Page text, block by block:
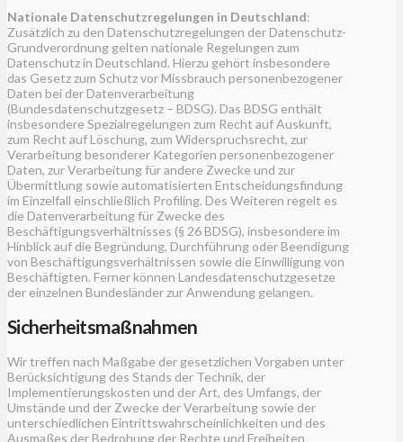
Nationale Datenschutzregelungen in Deutschland:
Zusätzlich zu den Datenschutzregelungen der Datenschutz-
Grundverordnung gelten nationale Regelungen zum
Datenschutz in Deutschland. Hierzu gehört insbesondere
das Gesetz zum Schutz vor Missbrauch personenbezogener
Daten bei der Datenverarbeitung
(Bundesdatenschutzgesetz – BDSG). Das BDSG enthält
insbesondere Spezialregelungen zum Recht auf Auskunft,
zum Recht auf Löschung, zum Widerspruchsrecht, zur
Verarbeitung besonderer Kategorien personenbezogener
Daten, zur Verarbeitung für andere Zwecke und zur
Übermittlung sowie automatisierten Entscheidungsfindung
im Einzelfall einschließlich Profiling. Des Weiteren regelt es
die Datenverarbeitung für Zwecke des
Beschäftigungsverhältnisses (§ 26 BDSG), insbesondere im
Hinblick auf die Begründung, Durchführung oder Beendigung
von Beschäftigungsverhältnissen sowie die Einwilligung von
Beschäftigten. Ferner können Landesdatenschutzgesetze
der einzelnen Bundesländer zur Anwendung gelangen.
Sicherheitsmaßnahmen
Wir treffen nach Maßgabe der gesetzlichen Vorgaben unter
Berücksichtigung des Stands der Technik, der
Implementierungskosten und der Art, des Umfangs, der
Umstände und der Zwecke der Verarbeitung sowie der
unterschiedlichen Eintrittswahrscheinlichkeiten und des
Ausmaßes der Bedrohung der Rechte und Freiheiten